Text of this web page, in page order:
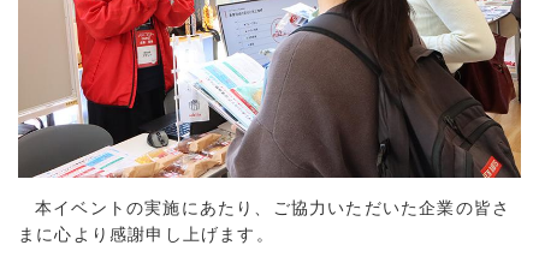
本イベントの実施にあたり、ご協力いただいた企業の皆さ
まに心より感謝申し上げます。